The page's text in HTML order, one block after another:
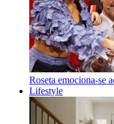
Roseta emociona-se
Lifestyle